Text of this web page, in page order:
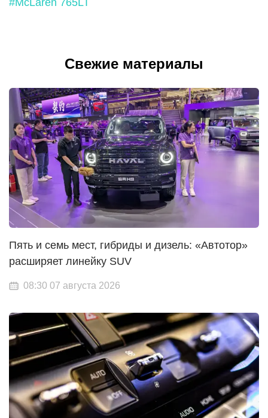
#McLaren 765LT
Свежие материалы
Пять и семь мест, гибриды и дизель: «Автотор»
расширяет линейку SUV
08:30 07 августа 2026